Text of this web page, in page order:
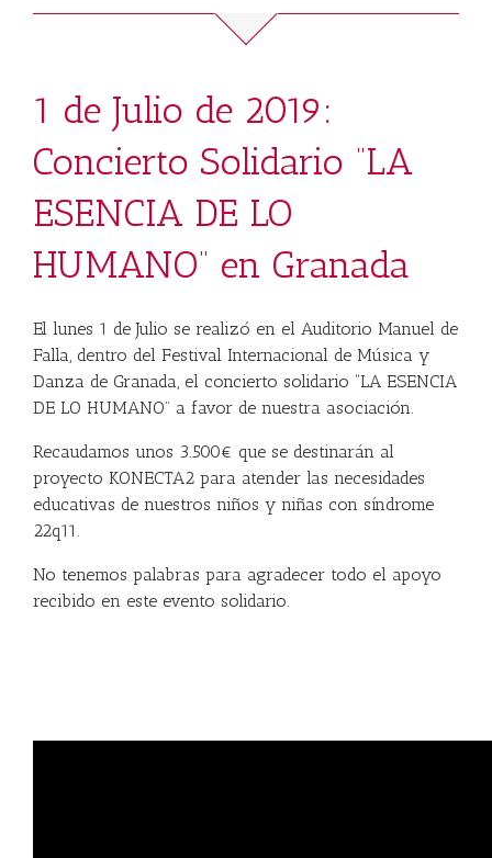
1 de Julio de 2019:
Concierto Solidario “LA
ESENCIA DE LO
HUMANO” en Granada
El lunes 1 de Julio se realizó en el Auditorio Manuel de
Falla, dentro del Festival Internacional de Música y
Danza de Granada, el concierto solidario “LA ESENCIA
DE LO HUMANO” a favor de nuestra asociación.
Recaudamos unos 3.500€ que se destinarán al
proyecto KONECTA2 para atender las necesidades
educativas de nuestros niños y niñas con síndrome
22q11.
No tenemos palabras para agradecer todo el apoyo
recibido en este evento solidario.